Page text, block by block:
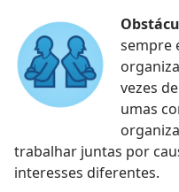
sempre
vezes
umas
trabalhar juntas por
interesses diferentes.